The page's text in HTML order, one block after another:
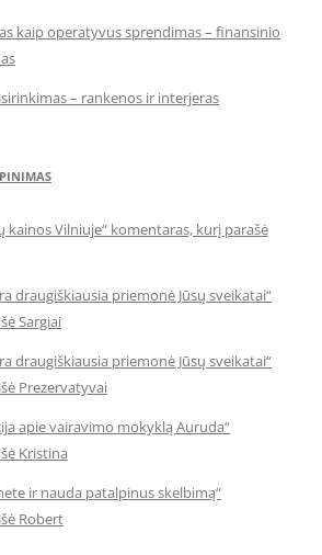
kaip operatyvus sprendimas – finansinio
– rankenos ir interjeras
kainos Vilniuje“ komentaras, kurį parašė
draugiškiausia priemonė Jūsų sveikatai“
Sargiai
draugiškiausia priemonė Jūsų sveikatai“
Prezervatyvai
apie vairavimo mokyklą Auruda“
Kristina
ir nauda patalpinus skelbimą“
Robert